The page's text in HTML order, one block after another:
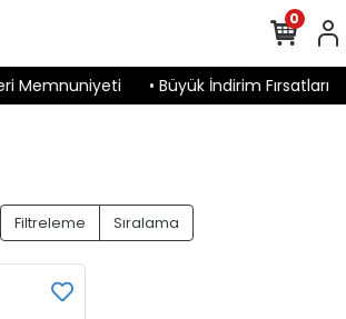
Memnuniyeti • Büyük İndirim Fırsatları
0
Filtreleme Sıralama